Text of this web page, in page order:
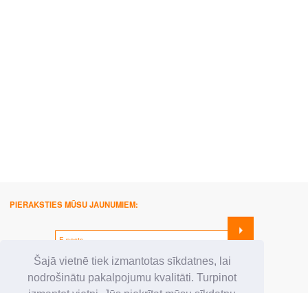
Šajā vietnē tiek izmantotas sīkdatnes, lai
nodrošinātu pakalpojumu kvalitāti. Turpinot
PIERAKSTIES MŪSU JAUNUMIEM:
SEKO MUMS: